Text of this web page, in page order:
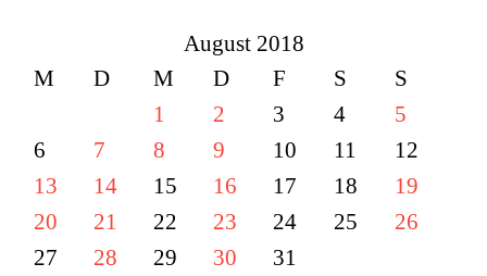
August 2018
M
D M D F S
S
1
2 3 4
5
6
7 8 9 10 11
12
13
14 15 16 17 18
19
20
21 22 23 24 25
26
27
28 29 30
31